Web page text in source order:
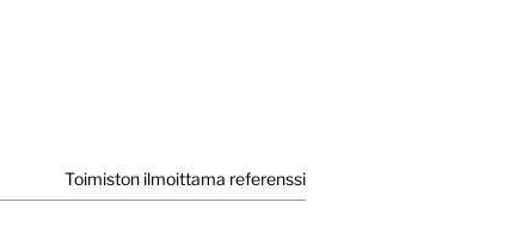
Toimiston ilmoittama referenssi